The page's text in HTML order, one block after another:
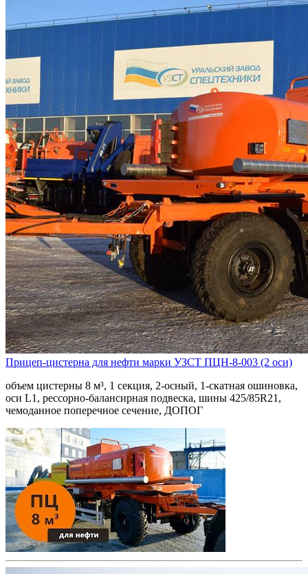
Прицеп-цистерна для нефти марки УЗСТ ПЦН-8-003 (2 оси)
объем цистерны 8 м³, 1 секция, 2-осный, 1-скатная ошиновка,
оси L1, рессорно-балансирная подвеска, шины 425/85R21,
чемоданное поперечное сечение, ДОПОГ